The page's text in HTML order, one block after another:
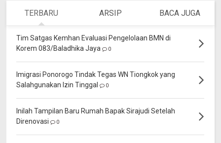
TERBARU ARSIP BACA JUGA
Tim Satgas Kemhan Evaluasi Pengelolaan BMN di
Korem 083/Baladhika Jaya
0
Imigrasi Ponorogo Tindak Tegas WN Tiongkok yang
Salahgunakan Izin Tinggal
0
Inilah Tampilan Baru Rumah Bapak Sirajudi Setelah
Direnovasi
0